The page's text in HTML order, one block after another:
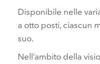
Disponibile nelle
a otto posti, ciascun
suo.
Nell’ambito della